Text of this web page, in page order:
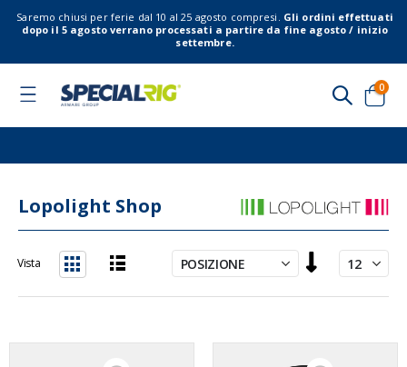
Saremo chiusi per ferie dal 10 al 25 agosto compresi. Gli ordini effettuati
dopo il 5 agosto verrano processati a partire da fine agosto / inizio
settembre.
Toggle
Cart
0
Lopolight Shop
la
direzione
Vista